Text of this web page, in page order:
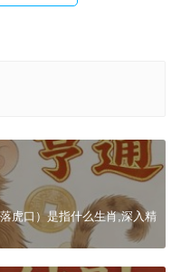
虎口）是指什么生肖,深入精